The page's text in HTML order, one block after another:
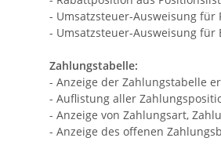
- Umsatzsteuer-Ausweisung für
- Umsatzsteuer-Ausweisung für
Zahlungstabelle:
- Anzeige der Zahlungstabelle
- Auflistung aller
- Anzeige von Zahlungsart,
- Anzeige des offenen